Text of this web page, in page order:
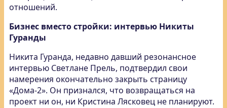
отношений.
Бизнес вместо стройки: интервью Никиты
Гуранды
Никита Гуранда, недавно давший резонансное
интервью Светлане Прель, подтвердил свои
намерения окончательно закрыть страницу
«Дома-2». Он признался, что возвращаться на
проект ни он, ни Кристина Лясковец не планируют.